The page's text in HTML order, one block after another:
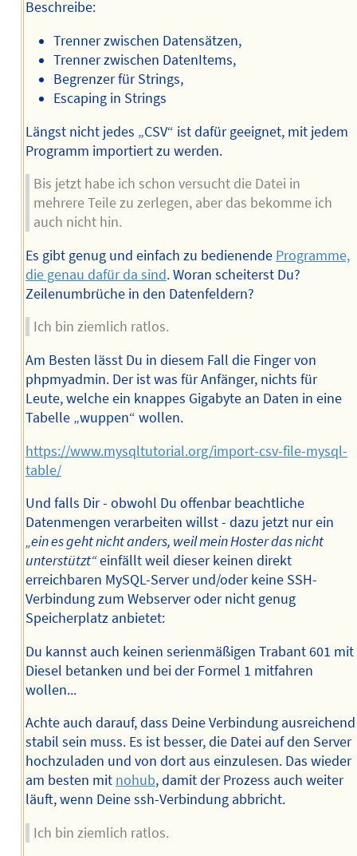
Beschreibe:
Trenner zwischen Datensätzen,
Trenner zwischen DatenItems,
Begrenzer für Strings,
Escaping in Strings
Längst nicht jedes „CSV“ ist dafür geeignet, mit jedem
Programm importiert zu werden.
Bis jetzt habe ich schon versucht die Datei in
mehrere Teile zu zerlegen, aber das bekomme ich
auch nicht hin.
Es gibt genug und einfach zu bedienende Programme,
die genau dafür da sind. Woran scheiterst Du?
Zeilenumbrüche in den Datenfeldern?
Ich bin ziemlich ratlos.
Am Besten lässt Du in diesem Fall die Finger von
phpmyadmin. Der ist was für Anfänger, nichts für
Leute, welche ein knappes Gigabyte an Daten in eine
Tabelle „wuppen“ wollen.
https://www.mysqltutorial.org/import-csv-file-mysql-
table/
Und falls Dir - obwohl Du offenbar beachtliche
Datenmengen verarbeiten willst - dazu jetzt nur ein
„ein es geht nicht anders, weil mein Hoster das nicht
unterstützt“einfällt weil dieser keinen direkt
erreichbaren MySQL-Server und/oder keine SSH-
Verbindung zum Webserver oder nicht genug
Speicherplatz anbietet:
Du kannst auch keinen serienmäßigen Trabant 601 mit
Diesel betanken und bei der Formel 1 mitfahren
wollen...
Achte auch darauf, dass Deine Verbindung ausreichend
stabil sein muss. Es ist besser, die Datei auf den Server
hochzuladen und von dort aus einzulesen. Das wieder
am besten mit nohub, damit der Prozess auch weiter
läuft, wenn Deine ssh-Verbindung abbricht.
Ich bin ziemlich ratlos.